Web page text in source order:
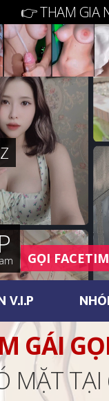
👉 THAM GIA
GỌI
V.I.P
GÁI
MẶT